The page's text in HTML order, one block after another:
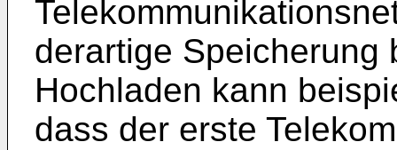
derartige Speicherung
Hochladen kann
dass der erste